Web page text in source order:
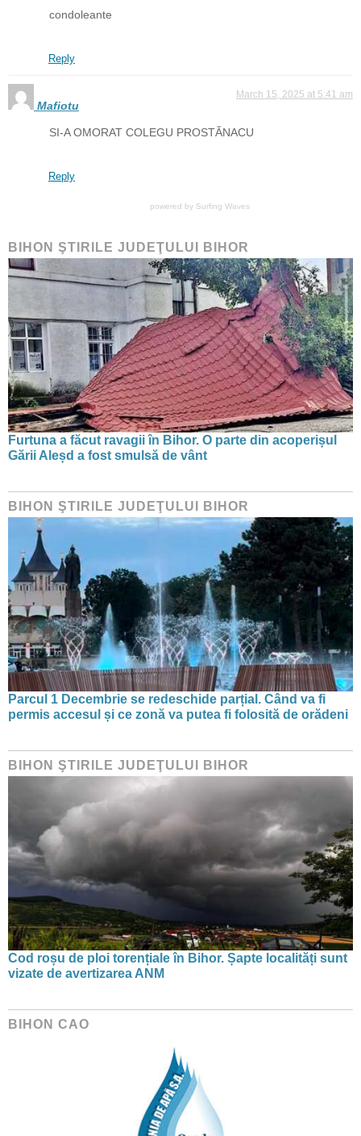
condoleante
Reply
Mafiotu
March 15, 2025 at 5:41 am
SI-A OMORAT COLEGU PROSTĂNACU
Reply
powered by Surfing Waves
BIHON ŞTIRILE JUDEŢULUI BIHOR
Furtuna a făcut ravagii în Bihor. O parte din acoperișul
Gării Aleșd a fost smulsă de vânt
BIHON ŞTIRILE JUDEŢULUI BIHOR
Parcul 1 Decembrie se redeschide parțial. Când va fi
permis accesul și ce zonă va putea fi folosită de orădeni
BIHON ŞTIRILE JUDEŢULUI BIHOR
Cod roșu de ploi torențiale în Bihor. Șapte localități sunt
vizate de avertizarea ANM
BIHON CAO